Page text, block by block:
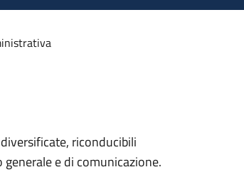
riconducibili
e di comunicazione.